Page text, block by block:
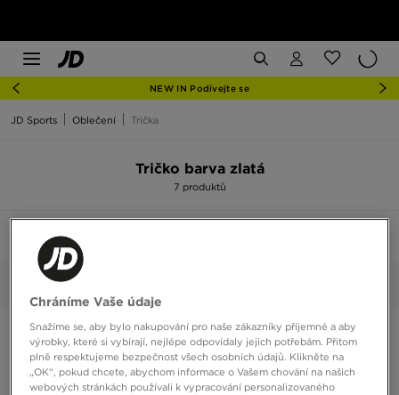
NEW IN Podívejte se
JD Sports Oblečení Trička
Tričko barva zlatá
7 produktů
Seřadit:
Vybrané:
Chráníme Vaše údaje
Snažíme se, aby bylo nakupování pro naše zákazníky příjemné a aby
výrobky, které si vybírají, nejlépe odpovídaly jejich potřebám. Přitom
plně respektujeme bezpečnost všech osobních údajů. Klikněte na
„OK“, pokud chcete, abychom informace o Vašem chování na našich
webových stránkách používali k vypracování personalizovaného